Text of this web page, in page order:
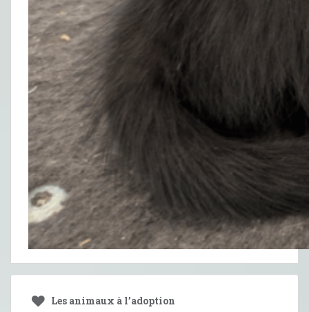
Les animaux à l’adoption